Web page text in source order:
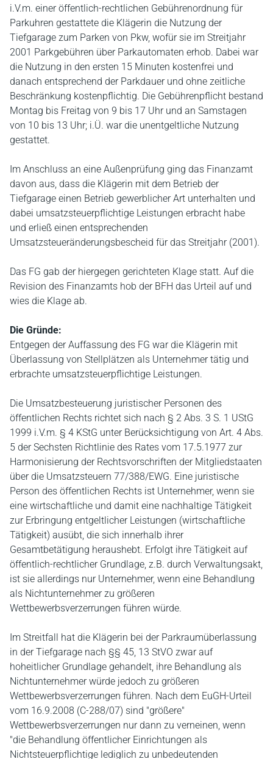
i.V.m. einer öffentlich-rechtlichen Gebührenordnung für
Parkuhren gestattete die Klägerin die Nutzung der
Tiefgarage zum Parken von Pkw, wofür sie im Streitjahr
2001 Parkgebühren über Parkautomaten erhob. Dabei war
die Nutzung in den ersten 15 Minuten kostenfrei und
danach entsprechend der Parkdauer und ohne zeitliche
Beschränkung kostenpflichtig. Die Gebührenpflicht bestand
Montag bis Freitag von 9 bis 17 Uhr und an Samstagen
von 10 bis 13 Uhr; i.Ü. war die unentgeltliche Nutzung
gestattet.
Im Anschluss an eine Außenprüfung ging das Finanzamt
davon aus, dass die Klägerin mit dem Betrieb der
Tiefgarage einen Betrieb gewerblicher Art unterhalten und
dabei umsatzsteuerpflichtige Leistungen erbracht habe
und erließ einen entsprechenden
Umsatzsteueränderungsbescheid für das Streitjahr (2001).
Das FG gab der hiergegen gerichteten Klage statt. Auf die
Revision des Finanzamts hob der BFH das Urteil auf und
wies die Klage ab.
Die Gründe:
Entgegen der Auffassung des FG war die Klägerin mit
Überlassung von Stellplätzen als Unternehmer tätig und
erbrachte umsatzsteuerpflichtige Leistungen.
Die Umsatzbesteuerung juristischer Personen des
öffentlichen Rechts richtet sich nach § 2 Abs. 3 S. 1 UStG
1999 i.V.m. § 4 KStG unter Berücksichtigung von Art. 4 Abs.
5 der Sechsten Richtlinie des Rates vom 17.5.1977 zur
Harmonisierung der Rechtsvorschriften der Mitgliedstaaten
über die Umsatzsteuern 77/388/EWG. Eine juristische
Person des öffentlichen Rechts ist Unternehmer, wenn sie
eine wirtschaftliche und damit eine nachhaltige Tätigkeit
zur Erbringung entgeltlicher Leistungen (wirtschaftliche
Tätigkeit) ausübt, die sich innerhalb ihrer
Gesamtbetätigung heraushebt. Erfolgt ihre Tätigkeit auf
öffentlich-rechtlicher Grundlage, z.B. durch Verwaltungsakt,
ist sie allerdings nur Unternehmer, wenn eine Behandlung
als Nichtunternehmer zu größeren
Wettbewerbsverzerrungen führen würde.
Im Streitfall hat die Klägerin bei der Parkraumüberlassung
in der Tiefgarage nach §§ 45, 13 StVO zwar auf
hoheitlicher Grundlage gehandelt, ihre Behandlung als
Nichtunternehmer würde jedoch zu größeren
Wettbewerbsverzerrungen führen. Nach dem EuGH-Urteil
vom 16.9.2008 (C-288/07) sind "größere"
Wettbewerbsverzerrungen nur dann zu verneinen, wenn
"die Behandlung öffentlicher Einrichtungen als
Nichtsteuerpflichtige lediglich zu unbedeutenden